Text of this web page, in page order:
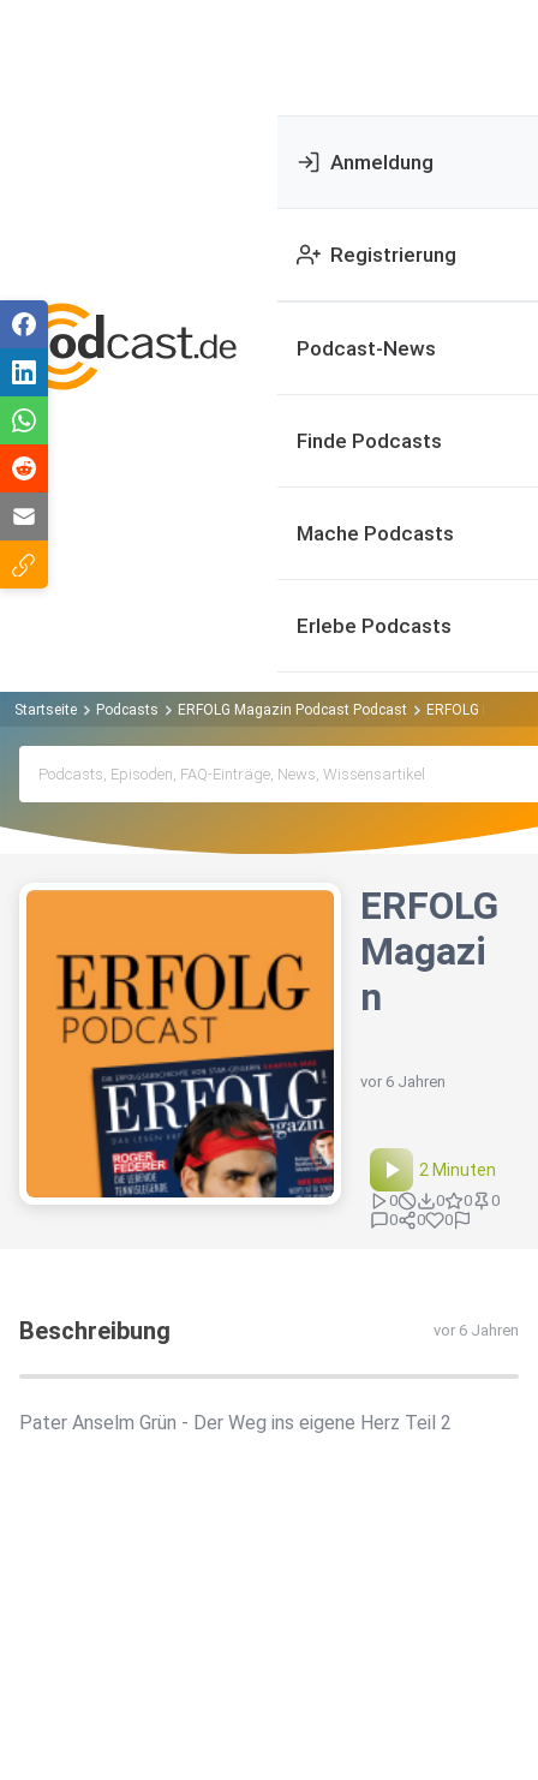
Anmeldung
Registrierung
Podcast-News
Finde Podcasts
Mache Podcasts
Erlebe Podcasts
Startseite Podcasts ERFOLG Magazin Podcast Podcast ERFOLG
ERFOLG
Magazi
n
vor 6 Jahren
2 Minuten
0 0 0
0
0
0 0
Beschreibung vor 6 Jahren
Pater Anselm Grün - Der Weg ins eigene Herz Teil 2